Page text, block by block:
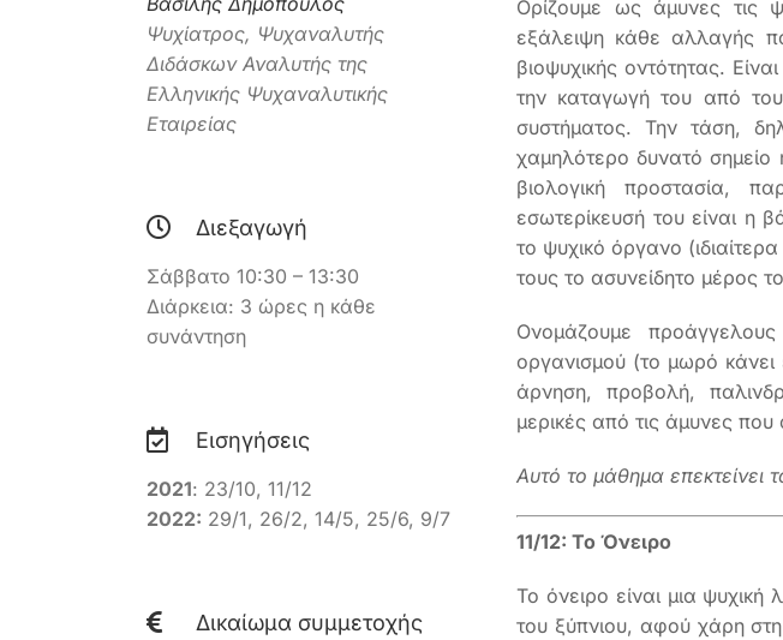
Ψυχίατρος, Ψυχαναλυτής
Διδάσκων Αναλυτής της
Ελληνικής Ψυχαναλυτικής
Εταιρείας
Διεξαγωγή
Σάββατο 10:30 – 13:30
Διάρκεια: 3 ώρες η κάθε
συνάντηση
Εισηγήσεις
2021: 23/10, 11/12
2022: 29/1, 26/2, 14/5, 25/6, 9/7
Δικαίωμα συμμετοχής
Ορίζουμε ως άμυνες τις
εξάλειψη κάθε αλλαγής
βιοψυχικής οντότητας.
την καταγωγή του από
συστήματος. Την τάση,
χαμηλότερο δυνατό σημείο
βιολογική προστασία,
εσωτερίκευσή του είναι η
το ψυχικό όργανο
τους το ασυνείδητο μέρος
Ονομάζουμε
οργανισμού (το μωρό
άρνηση, προβολή,
μερικές από τις άμυνες
Αυτό το μάθημα επεκτείνει
11/12: Το Όνειρο
Το όνειρο είναι μια
του ξύπνιου, αφού χάρη